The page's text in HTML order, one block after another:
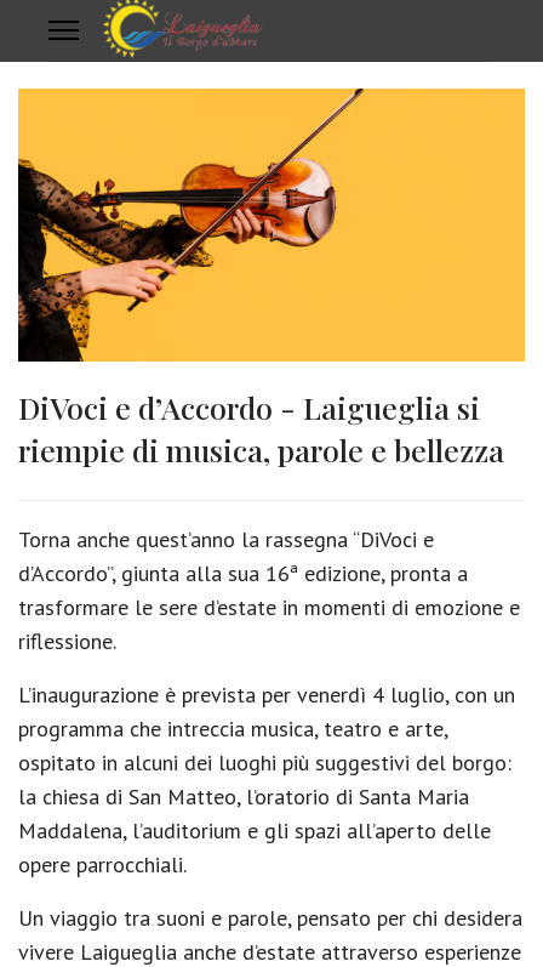
DiVoci e d’Accordo - Laigueglia si
riempie di musica, parole e bellezza
Torna anche quest’anno la rassegna “DiVoci e
d’Accordo”, giunta alla sua 16ª edizione, pronta a
trasformare le sere d’estate in momenti di emozione e
riflessione.
L’inaugurazione è prevista per venerdì 4 luglio, con un
programma che intreccia musica, teatro e arte,
ospitato in alcuni dei luoghi più suggestivi del borgo:
la chiesa di San Matteo, l’oratorio di Santa Maria
Maddalena, l’auditorium e gli spazi all’aperto delle
opere parrocchiali.
Un viaggio tra suoni e parole, pensato per chi desidera
vivere Laigueglia anche d’estate attraverso esperienze